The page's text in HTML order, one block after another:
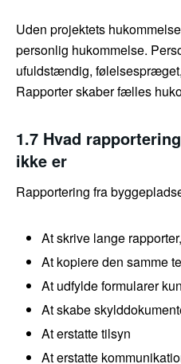
Uden projektets
personlig hukommelse.
ufuldstændig,
Rapporter skaber fælles
1.7 Hvad
ikke er
Rapportering fra
At skrive lange
At kopiere den samme
At udfylde formularer
At skabe
At erstatte tilsyn
At erstatte